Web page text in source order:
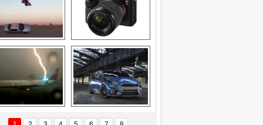
Savaş uçağı
pilotundan
muhteşem gösteri
Sony Alpha 7R II ön
inceleme
Delta uçağına
yıldırım çarptı
Ford Focus RS
(2015)